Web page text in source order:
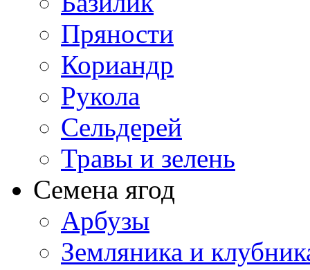
Пряности
Кориандр
Рукола
Сельдерей
Травы и зелень
Семена ягод
Арбузы
Земляника и